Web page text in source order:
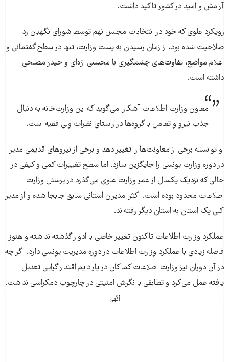
آرامش و امید در کشور تاکید داشت.
رویکرد علوی که خود در انتخابات مجلس نهم توسط شورای نگهبان رد
صلاحیت شده بود، از زمان رسیدن به پست وزارت، تنها در سطح گفتمانی و
اعلام مواضع، تفاوت‌های چشمگیری با محسنی اژه‌ای و حیدر مصلحی
داشته است.
معاون وزارت اطلاعات آشکارا می‌گوید که این وزارت‌خانه به دنبال
جذب نیرو و تعامل با گروه‌ها در راستای نظرات ولی فقیه است.
او توانسته برخی از معاونت‌ها را تغییر دهد و برخی از نیروهای قدیمی مدیر
در دوره وزارت یونسی را جایگزین سازد. اما سطح تغییرات کمی و کیفی در
حالی که نزدیک یکسال از عمر وزارت علوی می‌گذرد در پرسنل وزارت
اطلاعات محدود بوده است. اکثرا مدیران استانی سابق جابجا شده و از مدیر
کلی یک استان به استان دیگر رفته‌اند.
عملکرد وزارت اطلاعات تاکنون تغییر خاصی با ادوار گذشته نداشته و هنوز
فاصله زیادی با عملکرد وزارت اطلاعات در دوره مدیریت یونسی دارد. اگر چه
در آن دوران نیز وزارت اطلاعات کماکان در پارادایم اقتدار گرایی تعدیل
یافته عمل می‌کرد و تطابقی با نگرش امنیتی در چارچوب دمکراسی نداشت.
آگهی